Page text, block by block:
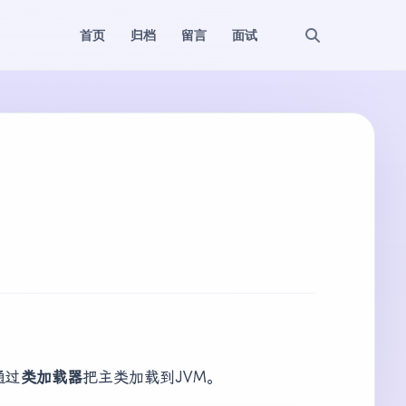
首页 归档 留言 面试
过类加载器把主类加载到JVM。